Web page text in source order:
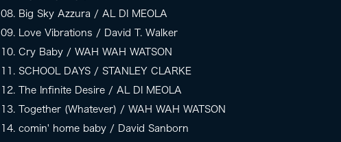
08. Big Sky Azzura / AL DI MEOLA
09. Love Vibrations / David T. Walker
10. Cry Baby / WAH WAH WATSON
11. SCHOOL DAYS / STANLEY CLARKE
12. The Infinite Desire / AL DI MEOLA
13. Together (Whatever) / WAH WAH WATSON
14. comin' home baby / David Sanborn